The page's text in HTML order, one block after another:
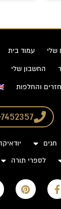
עמוד בית
החשבון שלי
והחלפות
7452357
חגים יודאיקה
לספרי תורה
a
P
i
n